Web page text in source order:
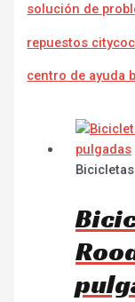
solución de
repuestos
centro de ayuda